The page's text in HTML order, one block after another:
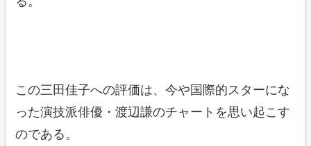
この三田佳子への評価は、今や国際的スターにな
った演技派俳優・渡辺謙のチャートを思い起こす
のである。